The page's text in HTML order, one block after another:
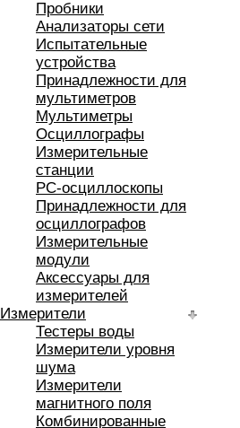
Пробники
Анализаторы сети
Испытательные
устройства
Принадлежности для
мультиметров
Мультиметры
Осциллографы
Измерительные
станции
РС-осциллоскопы
Принадлежности для
осциллографов
Измерительные
модули
Аксессуары для
измерителей
Измерители
Тестеры воды
Измерители уровня
шума
Измерители
магнитного поля
Комбинированные